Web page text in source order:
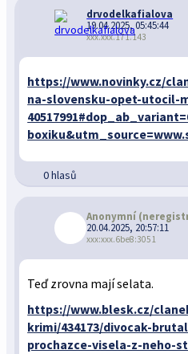
drvodelkafialova
19.04.2025, 05:45:44
xxx.xxx.171.143
https://www.novinky.cz/
na-slovensku-opet-utocil-
0 hlasů
Anonymní
20.04.2025, 20:57:11
xxx:xxx.6be8:3051
Teď zrovna mají selata.
https://www.blesk.cz/
krimi/434173/divocak-
prochazce-visela-z-neho-